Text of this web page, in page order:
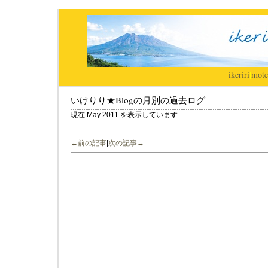
ikeriri|
いけりり★Blogの月別の過去ログ
現在 May 2011 を表示しています
←前の記事 次の記事→